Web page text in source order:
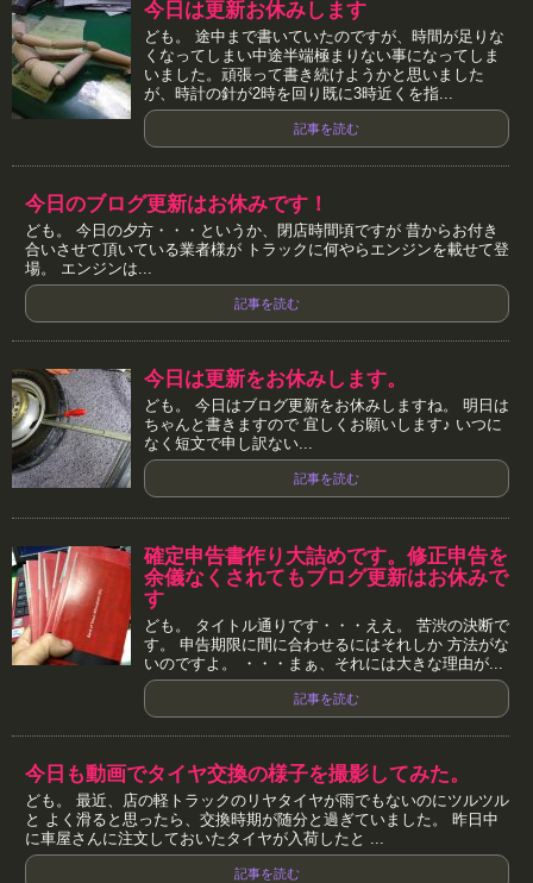
今日は更新お休みします
ども。 途中まで書いていたのですが、時間が足りな
くなってしまい中途半端極まりない事になってしま
いました。頑張って書き続けようかと思いました
が、時計の針が2時を回り既に3時近くを指...
記事を読む
今日のブログ更新はお休みです！
ども。 今日の夕方・・・というか、閉店時間頃ですが 昔からお付き
合いさせて頂いている業者様が トラックに何やらエンジンを載せて登
場。 エンジンは...
記事を読む
今日は更新をお休みします。
ども。 今日はブログ更新をお休みしますね。 明日は
ちゃんと書きますので 宜しくお願いします♪ いつに
なく短文で申し訳ない...
記事を読む
確定申告書作り大詰めです。修正申告を
余儀なくされてもブログ更新はお休みで
す
ども。 タイトル通りです・・・ええ。 苦渋の決断で
す。 申告期限に間に合わせるにはそれしか 方法がな
いのですよ。 ・・・まぁ、それには大きな理由が...
記事を読む
今日も動画でタイヤ交換の様子を撮影してみた。
ども。 最近、店の軽トラックのリヤタイヤが雨でもないのにツルツル
と よく滑ると思ったら、交換時期が随分と過ぎていました。 昨日中
に車屋さんに注文しておいたタイヤが入荷したと ...
記事を読む